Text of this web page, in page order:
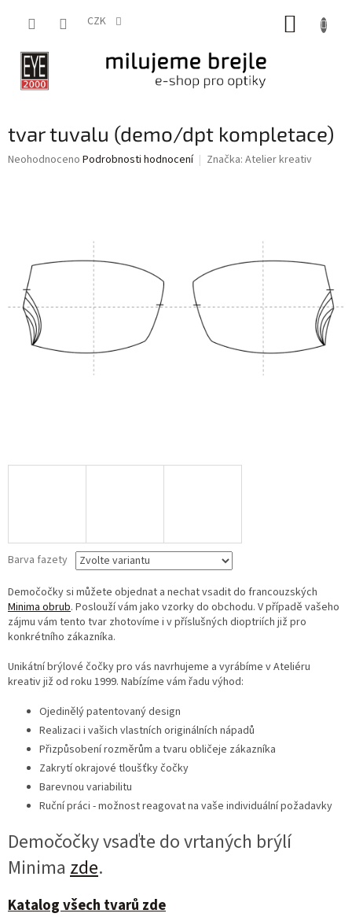
CZK
tvar tuvalu (demo/dpt kompletace)
Průměrné
hvězdiček.
Neohodnoceno Podrobnosti hodnocení Značka: Atelier kreativ
Barva fazety
Demočočky si můžete objednat a nechat vsadit do francouzských
Minima obrub. Poslouží vám jako vzorky do obchodu. V případě vašeho
zájmu vám tento tvar zhotovíme i v příslušných dioptriích již pro
konkrétního zákazníka.
Unikátní brýlové čočky pro vás navrhujeme a vyrábíme v Ateliéru
kreativ již od roku 1999. Nabízíme vám řadu výhod:
Ojedinělý patentovaný design
Realizaci i vašich vlastních originálních nápadů
Přizpůsobení rozměrům a tvaru obličeje zákazníka
Zakrytí okrajové tloušťky čočky
Barevnou variabilitu
Ruční práci - možnost reagovat na vaše individuální požadavky
Demočočky vsaďte do vrtaných brýlí
Minima zde.
Katalog všech tvarů zde